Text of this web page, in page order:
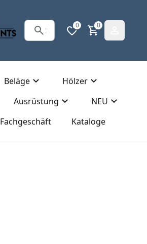
0 0
Beläge
Hölzer
Ausrüstung
NEU
Fachgeschäft Kataloge